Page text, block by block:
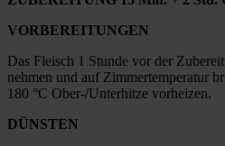
VORBEREITUNGEN
Das Fleisch 1 Stunde vor der
nehmen und auf Zimmertemperatur
180 °C Ober-/Unterhitze vorheizen.
DÜNSTEN